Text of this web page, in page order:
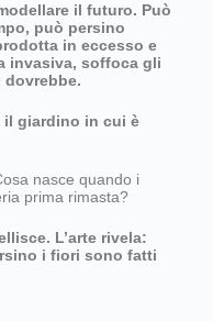
il futuro. Può
può persino
in eccesso e
invasiva, soffoca gli
il giardino in cui è
nasce quando i
prima rimasta?
L’arte rivela:
i fiori sono fatti